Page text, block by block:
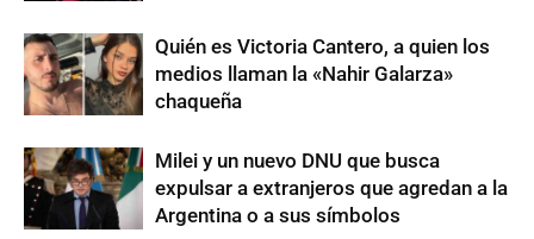
Quién es Victoria Cantero, a quien los
medios llaman la «Nahir Galarza»
chaqueña
Milei y un nuevo DNU que busca
expulsar a extranjeros que agredan a la
Argentina o a sus símbolos